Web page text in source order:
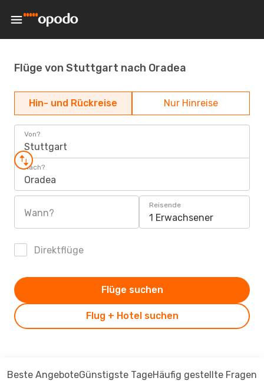
Flüge von Stuttgart nach Oradea
Hin- und Rückreise Nur Hinreise
Von?
Stuttgart
Nach?
Oradea
Wann?
Reisende
1 Erwachsener
Direktflüge
Flug + Hotel suchen
Flüge suchen
Beste AngeboteGünstigste TageHäufig gestellte Fragen